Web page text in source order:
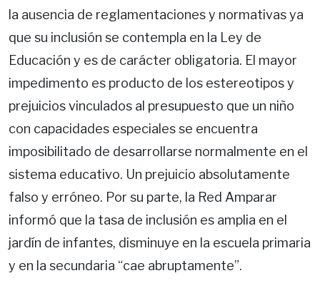
la ausencia de reglamentaciones y normativas ya
que su inclusión se contempla en la Ley de
Educación y es de carácter obligatoria. El mayor
impedimento es producto de los estereotipos y
prejuicios vinculados al presupuesto que un niño
con capacidades especiales se encuentra
imposibilitado de desarrollarse normalmente en el
sistema educativo. Un prejuicio absolutamente
falso y erróneo. Por su parte, la Red Amparar
informó que la tasa de inclusión es amplia en el
jardín de infantes, disminuye en la escuela primaria
y en la secundaria “cae abruptamente”.